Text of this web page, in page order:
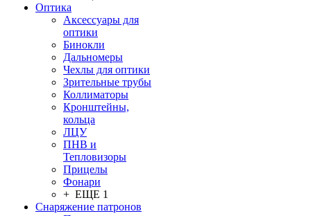
Оптика
Аксессуары для
оптики
Бинокли
Дальномеры
Чехлы для оптики
Зрительные трубы
Коллиматоры
Кронштейны,
кольца
ЛЦУ
ПНВ и
Тепловизоры
Прицелы
Фонари
+ ЕЩЕ 1
Снаряжение патронов